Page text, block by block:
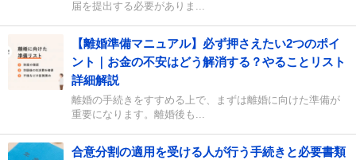
届を提出する必要がありま...
【離婚準備マニュアル】必ず押さえたい2つのポイ
ント｜お金の不安はどう解消する？やることリスト
詳細解説
離婚の手続きをすすめる上で、まずは離婚に向けた準備が
重要になります。離婚後も...
合意分割の適用を受ける人が行う手続きと必要書類